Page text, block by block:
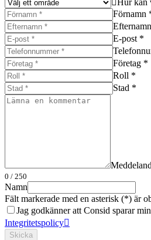
Hur kan
Förnamn
E-post *
Företag *
Roll *
Stad *
0 / 250
Namn
Fält markerade med en asterisk (*) är
Jag godkänner att Consid sparar
Integritetspolicy
Skicka